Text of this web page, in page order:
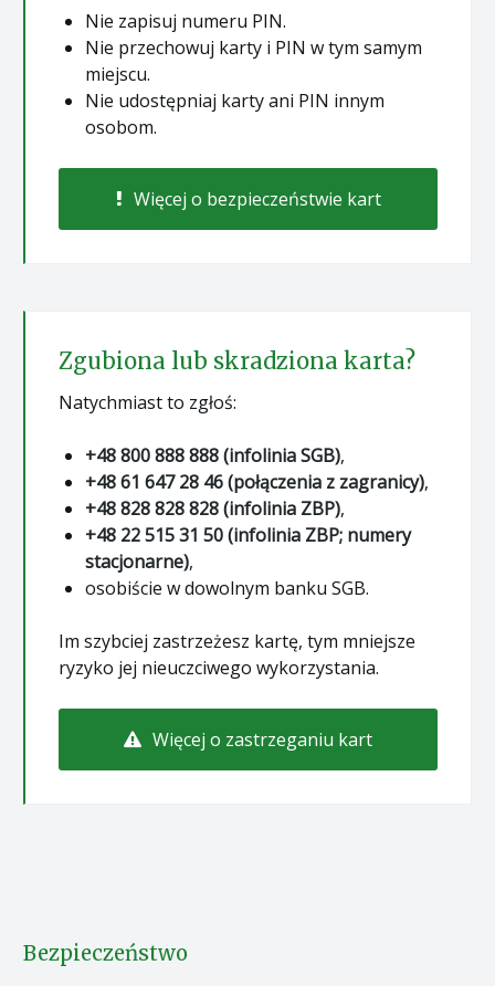
Nie zapisuj numeru PIN.
Nie przechowuj karty i PIN w tym samym
miejscu.
Nie udostępniaj karty ani PIN innym
osobom.
Więcej o bezpieczeństwie kart
Zgubiona lub skradziona karta?
Natychmiast to zgłoś:
+48 800 888 888 (infolinia SGB),
+48 61 647 28 46 (połączenia z zagranicy),
+48 828 828 828 (infolinia ZBP),
+48 22 515 31 50 (infolinia ZBP; numery
stacjonarne),
osobiście w dowolnym banku SGB.
Im szybciej zastrzeżesz kartę, tym mniejsze
ryzyko jej nieuczciwego wykorzystania.
Więcej o zastrzeganiu kart
Bezpieczeństwo